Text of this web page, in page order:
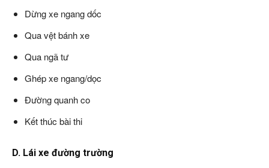
Dừng xe ngang dốc
Qua vệt bánh xe
Qua ngã tư
Ghép xe ngang/dọc
Đường quanh co
Kết thúc bài thi
D. Lái xe đường trường